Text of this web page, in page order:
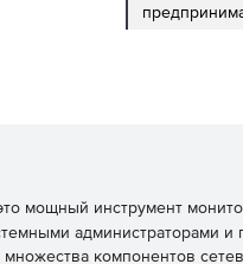
мощный инструмент
администраторами
компонентов